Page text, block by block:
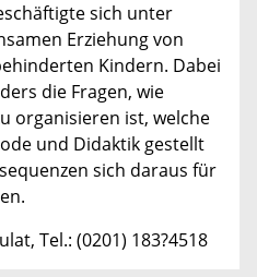
sich unter
Erziehung von
Kindern. Dabei
die Fragen, wie
organisieren ist, welche
und Didaktik gestellt
sich daraus für
Tel.: (0201) 183?4518